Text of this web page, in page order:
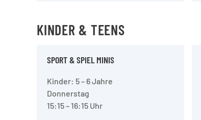
KINDER & TEENS
SPORT & SPIEL MINIS
Kinder: 5 – 6 Jahre
Donnerstag
15:15 – 16:15 Uhr